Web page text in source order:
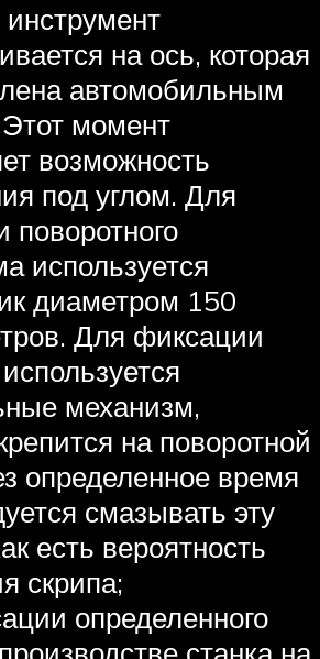
на ось, которая
автомобильным
момент
возможность
под углом. Для
поворотного
используется
диаметром 150
Для фиксации
механизм,
на поворотной
определенное время
смазывать эту
есть вероятность
скрипа;
определенного